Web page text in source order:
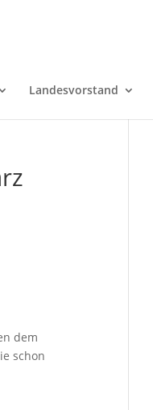
Landesvorstand
dem
schon